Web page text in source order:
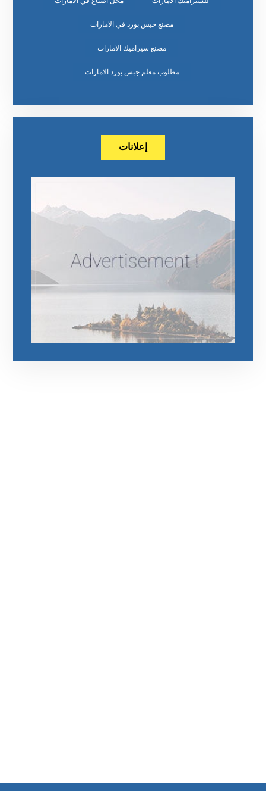
مصنع جبس بورد في الامارات
مصنع سيراميك الامارات
مطلوب معلم جبس بورد الامارات
إعلانات